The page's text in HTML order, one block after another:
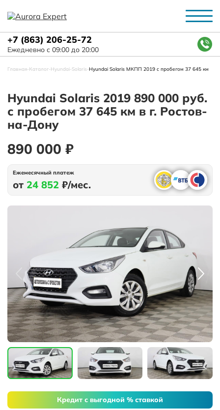
+7 (863) 206-25-72
Ежедневно с 09:00 до 20:00
Главная-Каталог-Hyundai-Solaris-Hyundai Solaris МКПП 2019 с пробегом 37 645 км
Hyundai Solaris 2019 890 000 руб.
с пробегом 37 645 км в г. Ростов-
на-Дону
890 000 ₽
Ежемесячный платеж
от 24 852 ₽/мес.
Кредит с выгодной % ставкой